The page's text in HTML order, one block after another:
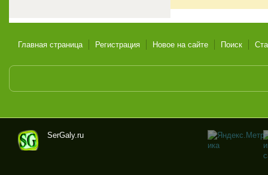
Главная страница Регистрация Новое на сайте Поиск
SerGaly.ru